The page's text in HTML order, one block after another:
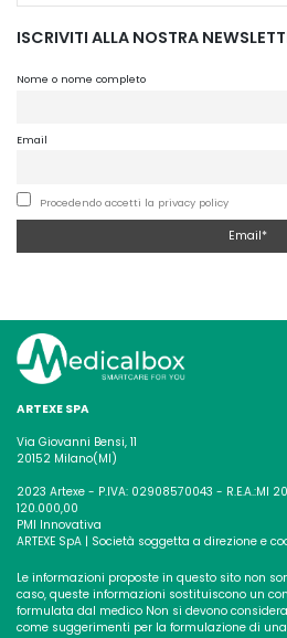
ISCRIVITI ALLA NOSTRA
Nome o nome completo
Email
Procedendo accetti la privacy policy
ARTEXE SPA
Via Giovanni Bensi, 11
20152 Milano(MI)
2023 Artexe - P.IVA: 02908570043 - R.E.A.:MI
120.000,00
PMI Innovativa
ARTEXE SpA | Società soggetta a direzione e
Le informazioni proposte in questo sito non
caso, queste informazioni sostituiscono un
formulata dal medico Non si devono
come suggerimenti per la formulazione di